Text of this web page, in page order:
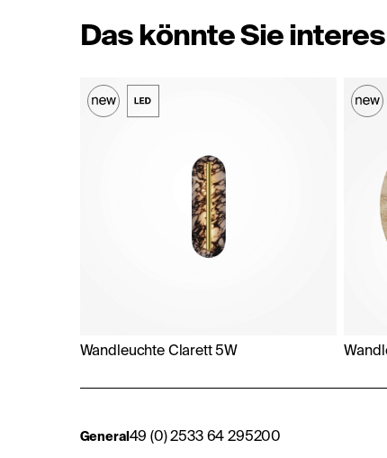
Das könnte Sie
Wandleuchte Clarett 5W
General49 (0) 2533 64 295200